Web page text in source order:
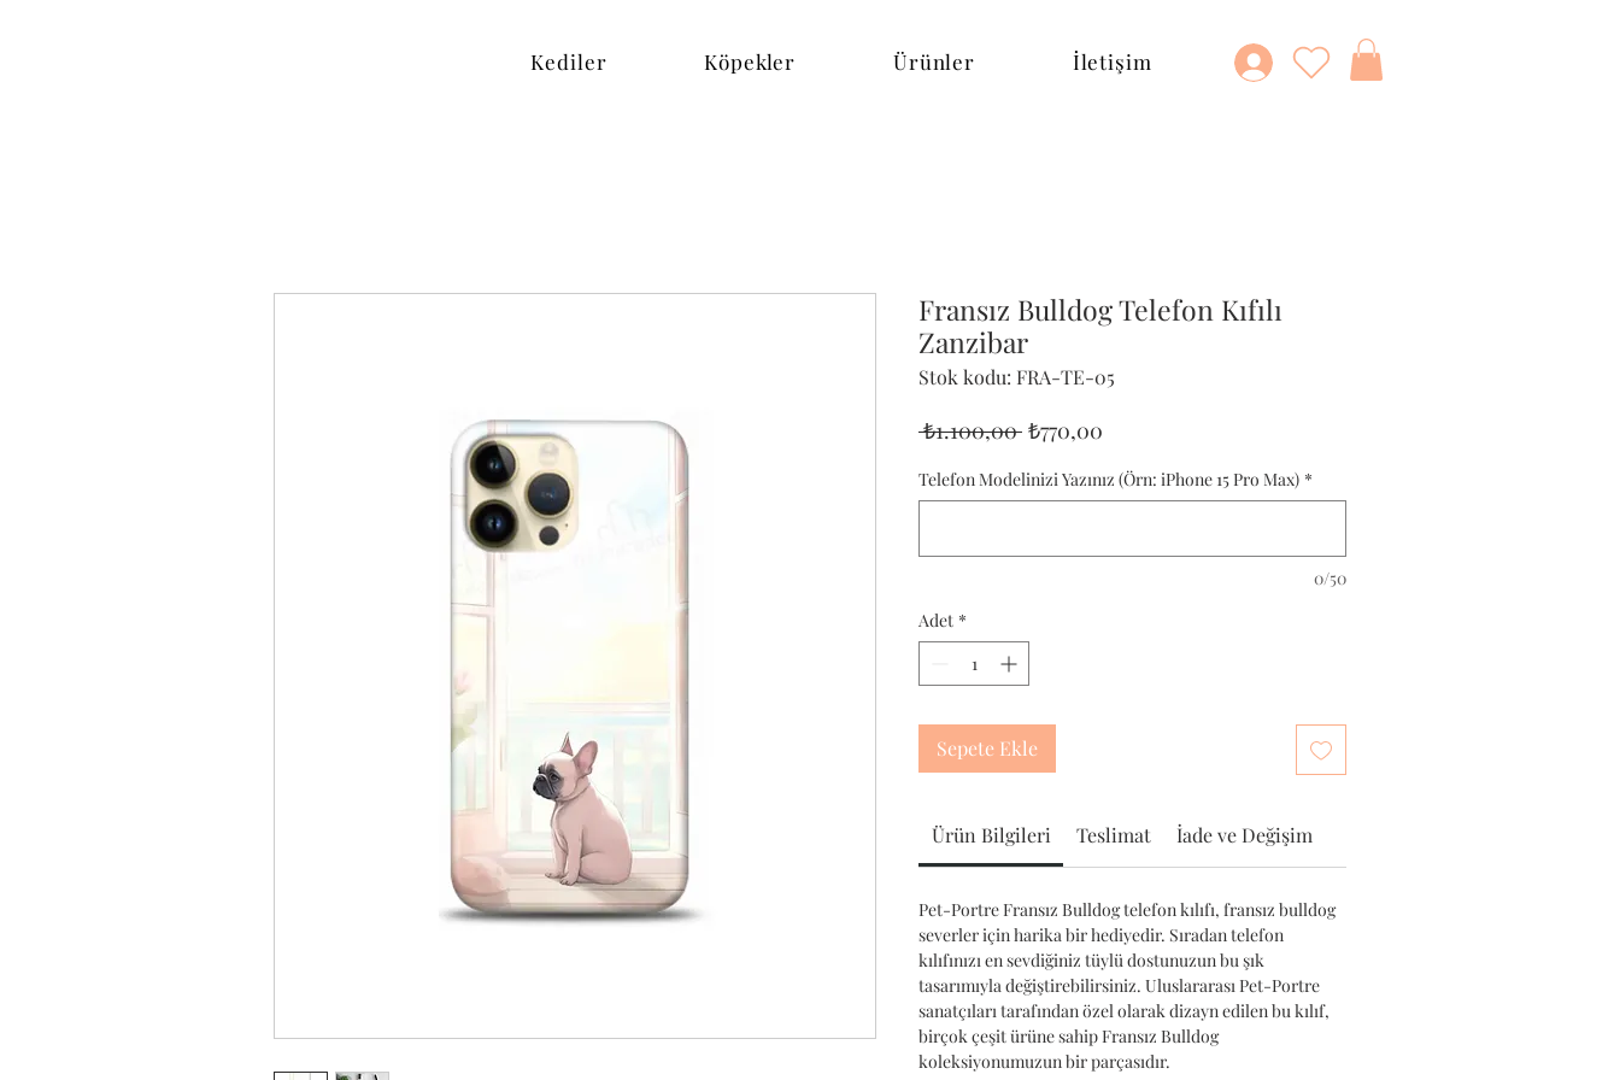
Kediler Köpekler Ürünler İletişim
Fransız Bulldog Telefon Kıfılı
Zanzibar
Stok kodu: FRA-TE-05
₺1.100,00 Normal
₺770,00
Telefon Modelinizi Yazınız (Örn: iPhone 15 Pro Max) *
0/50
Adet *
Sepete Ekle
Ürün Bilgileri Teslimat İade ve Değişim
Pet-Portre Fransız Bulldog telefon kılıfı, fransız bulldog
severler için harika bir hediyedir. Sıradan telefon
kılıfınızı en sevdiğiniz tüylü dostunuzun bu şık
tasarımıyla değiştirebilirsiniz. Uluslararası Pet-Portre
sanatçıları tarafından özel olarak dizayn edilen bu kılıf,
birçok çeşit ürüne sahip Fransız Bulldog
koleksiyonumuzun bir parçasıdır.